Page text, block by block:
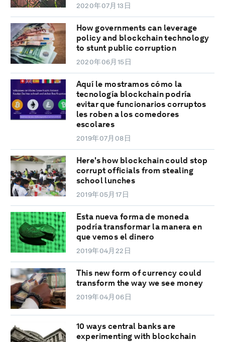
2020年07月13日
How governments can leverage
policy and blockchain technology
to stunt public corruption
2020年06月15日
Aquí le mostramos cómo la
tecnología blockchain podría
evitar que funcionarios corruptos
les roben a los comedores
escolares
2019年07月08日
Here's how blockchain could stop
corrupt officials from stealing
school lunches
2019年05月17日
Esta nueva forma de moneda
podría transformar la manera en
que vemos el dinero
2019年04月22日
This new form of currency could
transform the way we see money
2019年04月06日
10 ways central banks are
experimenting with blockchain